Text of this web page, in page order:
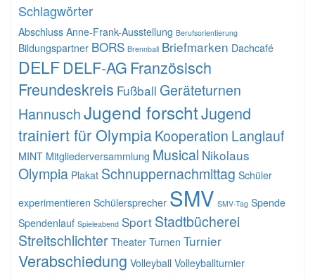
Schlagwörter
Abschluss Anne-Frank-Ausstellung Berufsorientierung
Bildungspartner BORS Brennball Briefmarken Dachcafé
DELFDELF-AG Französisch
Freundeskreis Fußball Geräteturnen
HannuschJugend forschtJugend
trainiert für OlympiaKooperation Langlauf
MINT Mitgliederversammlung Musical Nikolaus
Olympia Plakat Schnuppernachmittag Schüler
experimentieren Schülersprecher SMV SMV-Tag Spende
Spendenlauf Spieleabend Sport Stadtbücherei
Streitschlichter Theater Turnen Turnier
Verabschiedung Volleyball Volleyballturnier